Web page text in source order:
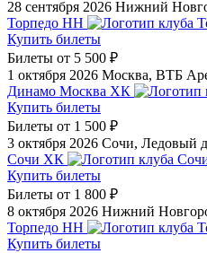
28 сентября 2026 Нижний
Торпедо НН
Купить билеты
Билеты от 5 500 ₽
1 октября 2026 Москва, ВТБ
Динамо Москва ХК
Купить билеты
Билеты от 1 500 ₽
3 октября 2026 Сочи, Ледовый
Сочи ХК
Купить билеты
Билеты от 1 800 ₽
8 октября 2026 Нижний
Торпедо НН
Купить билеты